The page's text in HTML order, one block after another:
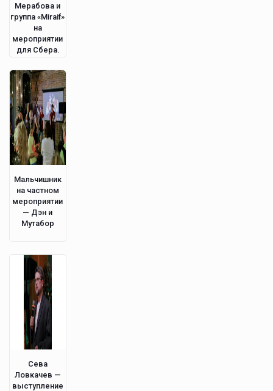
Мерабова и
группа «Miraif»
на
мероприятии
для Сбера.
Мальчишник
на частном
мероприятии
— Дэн и
Мутабор
Сева
Ловкачев —
выступление